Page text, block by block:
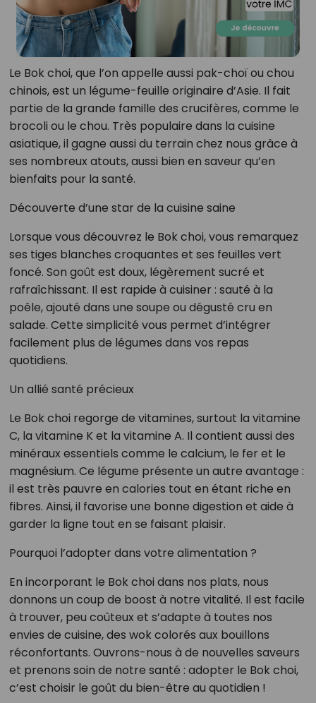
Le Bok choi, que l’on appelle aussi pak-choï ou chou
chinois, est un légume-feuille originaire d’Asie. Il fait
partie de la grande famille des crucifères, comme le
brocoli ou le chou. Très populaire dans la cuisine
asiatique, il gagne aussi du terrain chez nous grâce à
ses nombreux atouts, aussi bien en saveur qu’en
bienfaits pour la santé.
Découverte d’une star de la cuisine saine
Lorsque vous découvrez le Bok choi, vous remarquez
ses tiges blanches croquantes et ses feuilles vert
foncé. Son goût est doux, légèrement sucré et
rafraîchissant. Il est rapide à cuisiner : sauté à la
poêle, ajouté dans une soupe ou dégusté cru en
salade. Cette simplicité vous permet d’intégrer
facilement plus de légumes dans vos repas
quotidiens.
Un allié santé précieux
Le Bok choi regorge de vitamines, surtout la vitamine
C, la vitamine K et la vitamine A. Il contient aussi des
minéraux essentiels comme le calcium, le fer et le
magnésium. Ce légume présente un autre avantage :
il est très pauvre en calories tout en étant riche en
fibres. Ainsi, il favorise une bonne digestion et aide à
garder la ligne tout en se faisant plaisir.
Pourquoi l’adopter dans votre alimentation ?
En incorporant le Bok choi dans nos plats, nous
donnons un coup de boost à notre vitalité. Il est facile
à trouver, peu coûteux et s’adapte à toutes nos
envies de cuisine, des wok colorés aux bouillons
réconfortants. Ouvrons-nous à de nouvelles saveurs
et prenons soin de notre santé : adopter le Bok choi,
c’est choisir le goût du bien-être au quotidien !